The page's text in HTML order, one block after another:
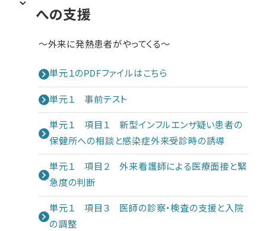
への支援
～外来に発熱患者がやってくる～
単元１のPDFファイルはこちら
単元１ 事前テスト
単元１ 項目１ 新型インフルエンザ疑い患者の
保健所への相談と感染症外来受診時の誘導
単元１ 項目２ 外来看護師による医療面接と緊
急度の判断
単元１ 項目３ 医師の診察・検査の支援と入院
の調整